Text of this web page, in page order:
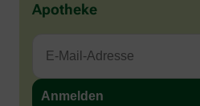
Apotheke